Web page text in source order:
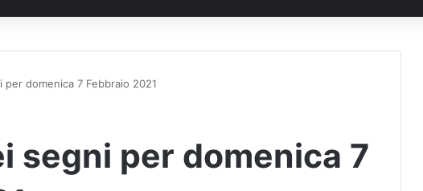
per domenica 7 Febbraio 2021
segni per domenica 7